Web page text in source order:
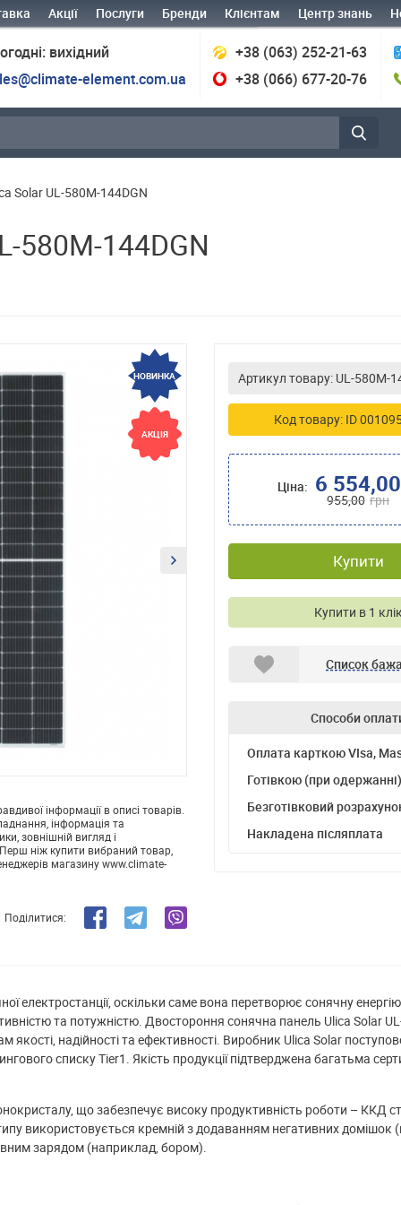
Акції Послуги Бренди Клієнтам Центр знань
вихідний
element.com.ua
+38 (063) 252-21-63
+38 (066) 677-20-76
Solar UL-580M-144DGN
580M-144DGN
НОВИНКА
АКЦІЯ
НОВИНКА
АКЦІЯ
інформації в описі товарів.
інформація та
зовнішній вигляд і
ніж купити вибраний товар,
магазину www.climate-
Поділитися:
Артикул товару: UL-580M-
Код товару: ID
Ціна: 6 554,00
955,00 грн
Купити
Купити в 1
Список
Способи
Оплата карткою VIsa,
Готівкою (при одержанні)
Безготівковий
Накладена післяплата
електростанції, оскільки саме вона перетворює сонячну
та потужністю. Двостороння сонячна панель Ulica Solar
надійності та ефективності. Виробник Ulica Solar
списку Tier1. Якість продукції підтверджена багатьма
що забезпечує високу продуктивність роботи – ККД
використовується кремній з додаванням негативних
зарядом (наприклад, бором).